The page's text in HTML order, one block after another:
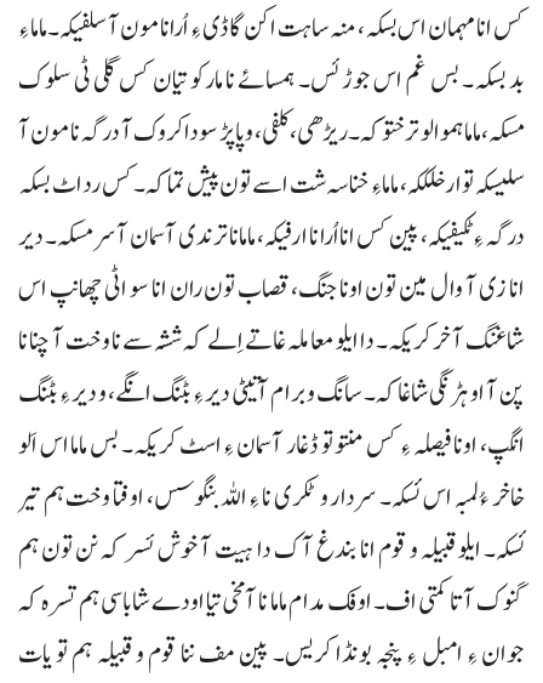
کس انا مہمان اس بسکہ، منہ ساہت اکن گاڈی ءِ اُرا نا مون آ سلفیکہ۔ ماما ءِ
بد بسکہ۔ بس غم اس جوڑ ئس۔ ہمسائے نا مارکو تیان کس گلی ٹی سلوک
مسکہ، ماما ہمو الو ترختوکہ۔ ریڑھی، کلفی، و پاپڑ سودا کروک آ درگہ نا مون آ
سلیسکہ توار خلککہ، ماما ءِ خناسہ شت اسے تون پیش تماکہ۔ کس رد اٹ بسکہ
درگہ ءِ ٹکیفیکہ، پین کس انا اُرا نا ارفیکہ، ماما نا ترندی آسمان آ سر مسکہ۔ دیر
انا زی آ وال مین تون اونا جنگ، قصاب تون ران انا سو اٹی چھانپ اس
شاغنگ آ خر کریکہ۔ دا ایلو معاملہ غاتے اِلے کہ ششہ سے نا وخت آ چنا نا
پن آ او ہڑنگی شاغاکہ۔ سانگ و برام آتیٹی دیر ءِ بٹنگ انگے، و دیر ءِ بٹنگ
انگپ، اونا فیصلہ ءِ کس منتو تو ڈغار آسمان ءِ اسٹ کریکہ۔ بس ماما اس اَلو
خاخر ءُ لمبہ اس ئسکہ۔ سردار و ٹکری نا ءِ اللہ بنگوسس، اوفتا وخت ہم تیر
ئسکہ۔ ایلو قبیلہ و قوم انا بندغ آک دا ہیت آ خوش ئسر کہ نن تون ہم
گنوک آتا کمتی اف۔ اوفک مدام ماما نا آمخی تیا اودے شاباسی ہم تسرہ کہ
جوان ءِ امبل ءِ پنجہ بونڈا کریس۔ پین مف ننا قوم و قبیلہ ہم تو یات